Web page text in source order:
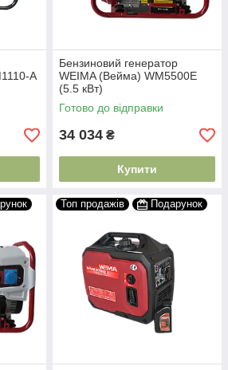
A
Бензиновий генератор
WEIMA (Вейма) WM5500E
(5.5 кВт)
Готово до відправки
34 034 ₴
Купити
Топ продажів Подарунок